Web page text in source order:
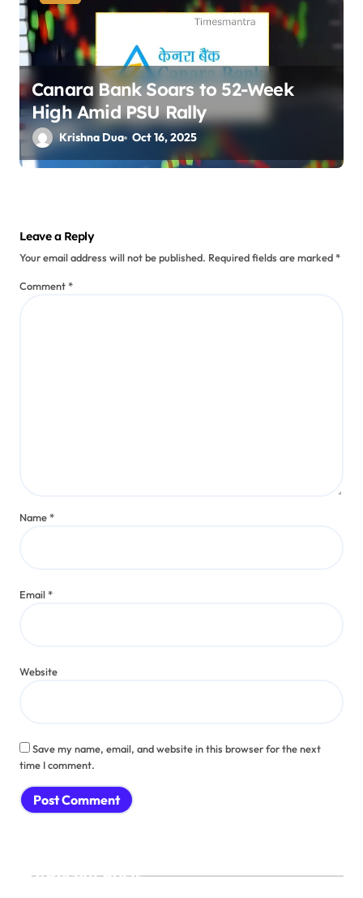
Canara Bank Soars to 52-Week
High Amid PSU Rally
Krishna Dua Oct 16, 2025
Leave a Reply
Your email address will not be published. Required fields are marked*
Comment*
Name*
Email*
Website
Save my name, email, and website in this browser for the next
time I comment.
Recent Posts